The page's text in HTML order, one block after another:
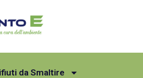
da Smaltire